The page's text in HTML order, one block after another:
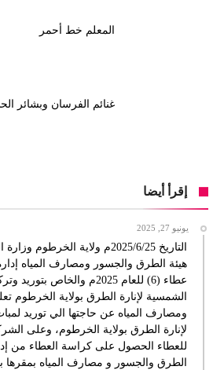
المعلم خط أحمر
غنائم الفرسان وبشائر
إقرأ أيضا
يونيو 27, 2025
التاريخ 2025/6/25م ولاية
هيئة الطرق والجسور ومصارف المياه
عطاء (6) للعام 2025م والخاص
الشمسية لإنارة الطرق بولاية الخرطوم
ومصارف المياه عن حاجتها الي توريد
لإنارة الطرق بولاية الخرطوم، وعلى
للعطاء الحصول على كراسة العطاء من